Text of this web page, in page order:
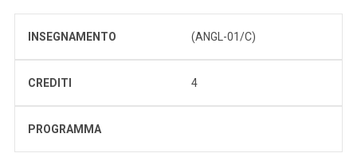
INSEGNAMENTO (ANGL-01/C)
CREDITI 4
PROGRAMMA